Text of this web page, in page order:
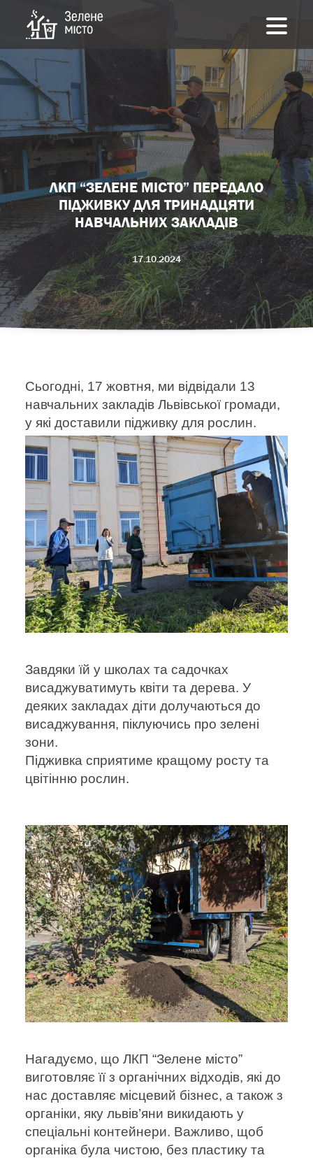
ЛКП “ЗЕЛЕНЕ МІСТО” ПЕРЕДАЛО
ПІДЖИВКУ ДЛЯ ТРИНАДЦЯТИ
НАВЧАЛЬНИХ ЗАКЛАДІВ
17.10.2024
Сьогодні, 17 жовтня, ми відвідали 13
навчальних закладів Львівської громади,
у які доставили підживку для рослин.
Завдяки їй у школах та садочках
висаджуватимуть квіти та дерева. У
деяких закладах діти долучаються до
висаджування, піклуючись про зелені
зони.
Підживка сприятиме кращому росту та
цвітінню рослин.
Нагадуємо, що ЛКП “Зелене місто”
виготовляє її з органічних відходів, які до
нас доставляє місцевий бізнес, а також з
органіки, яку львів’яни викидають у
спеціальні контейнери. Важливо, щоб
органіка була чистою, без пластику та